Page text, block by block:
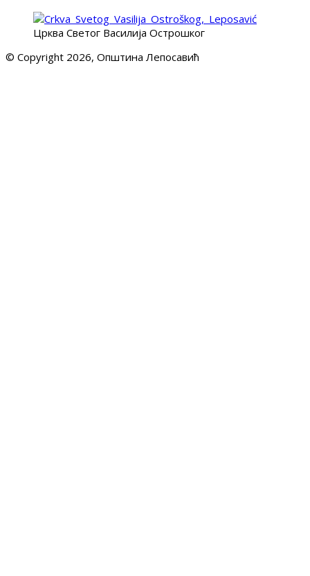
Црква Светог Василија Острошког
© Copyright 2026, Општина Лепосавић